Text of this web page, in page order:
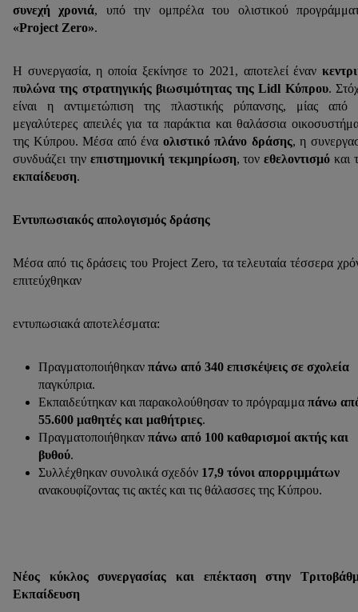
συνεχή χρονιά, υπό την ομπρέλα του ολιστικού
«Project Zero».
Η συνεργασία, η οποία ξεκίνησε το 2021, αποτελεί έναν
πυλώνα της στρατηγικής βιωσιμότητας της Lidl Κύπρου.
είναι η αντιμετώπιση της πλαστικής ρύπανσης, μίας από
μεγαλύτερες απειλές για τα παράκτια και θαλάσσια
της Κύπρου. Μέσα από ένα ολιστικό πλάνο δράσης, η
συνδυάζει την επιστημονική τεκμηρίωση, τονεθελοντισμόκαι
εκπαίδευση.
Εντυπωσιακός απολογισμός δράσης
Μέσα από τις δράσεις του Project Zero, τα τελευταία τέσσερα
επιτεύχθηκαν
εντυπωσιακά αποτελέσματα:
Πραγματοποιήθηκαν πάνω από 340 επισκέψεις σε σχολεία
παγκύπρια.
Εκπαιδεύτηκαν και παρακολούθησαν το πρόγραμμα πάνω
55.600 μαθητές και μαθήτριες.
Πραγματοποιήθηκαν πάνω από 100 καθαρισμοί ακτής και
βυθού.
Συλλέχθηκαν συνολικά σχεδόν 17,9 τόνοι απορριμμάτων
ανακουφίζοντας τις ακτές και τις θάλασσες της Κύπρου.
Νέος κύκλος συνεργασίας και επέκταση στην
Εκπαίδευση